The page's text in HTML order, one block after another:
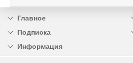
Главное
Подписка
Информация